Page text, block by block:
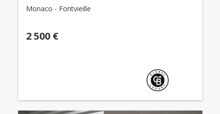
Monaco - Fontvieille
2 500 €